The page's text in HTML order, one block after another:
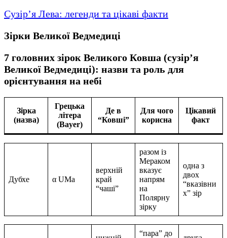
Сузір’я Лева: легенди та цікаві факти
Зірки Великої Ведмедиці
7 головних зірок Великого Ковша (сузір’я
Великої Ведмедиці): назви та роль для
орієнтування на небі
Зірка
(назва)
Грецька
літера
(Bayer)
Де в
“Ковші”
Для чого
корисна
Цікавий
факт
Дубхе α UMa
верхній
край
“чаші”
разом із
Мераком
вказує
напрям
на
Полярну
зірку
одна з
двох
“вказівни
х” зір
“пара” до